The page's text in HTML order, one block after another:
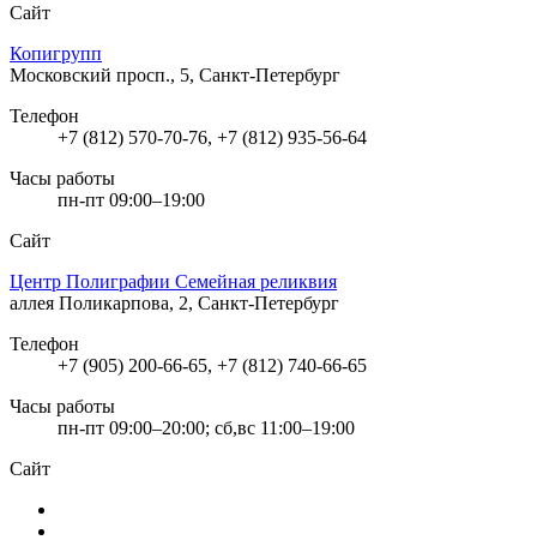
Сайт
Копигрупп
Московский просп., 5, Санкт-Петербург
Телефон
+7 (812) 570-70-76, +7 (812) 935-56-64
Часы работы
пн-пт 09:00–19:00
Сайт
Центр Полиграфии Семейная реликвия
аллея Поликарпова, 2, Санкт-Петербург
Телефон
+7 (905) 200-66-65, +7 (812) 740-66-65
Часы работы
пн-пт 09:00–20:00; сб,вс 11:00–19:00
Сайт